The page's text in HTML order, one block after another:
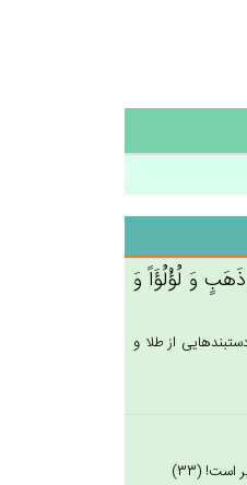
وَ لُؤْلُؤَاً وَ
از طلا و
(33)